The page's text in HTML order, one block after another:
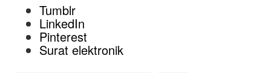
Tumblr
LinkedIn
Pinterest
Surat elektronik